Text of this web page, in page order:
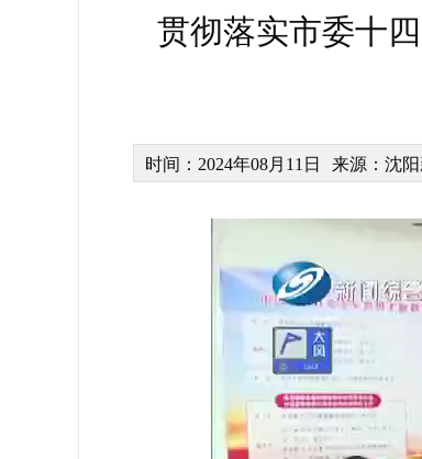
贯彻落实市委十
时间：2024年08月11日 来源：沈阳